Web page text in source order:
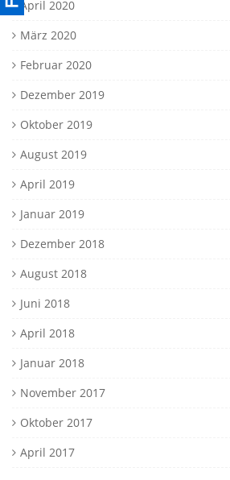
April 2020
März 2020
Februar 2020
Dezember 2019
Oktober 2019
August 2019
April 2019
Januar 2019
Dezember 2018
August 2018
Juni 2018
April 2018
Januar 2018
November 2017
Oktober 2017
April 2017